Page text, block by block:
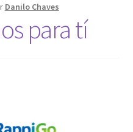
Danilo Chaves
para tí